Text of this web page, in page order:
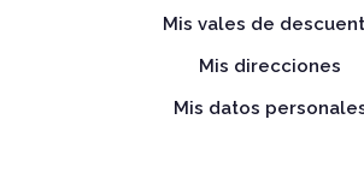
Mis vales de
Mis direcciones
Mis datos